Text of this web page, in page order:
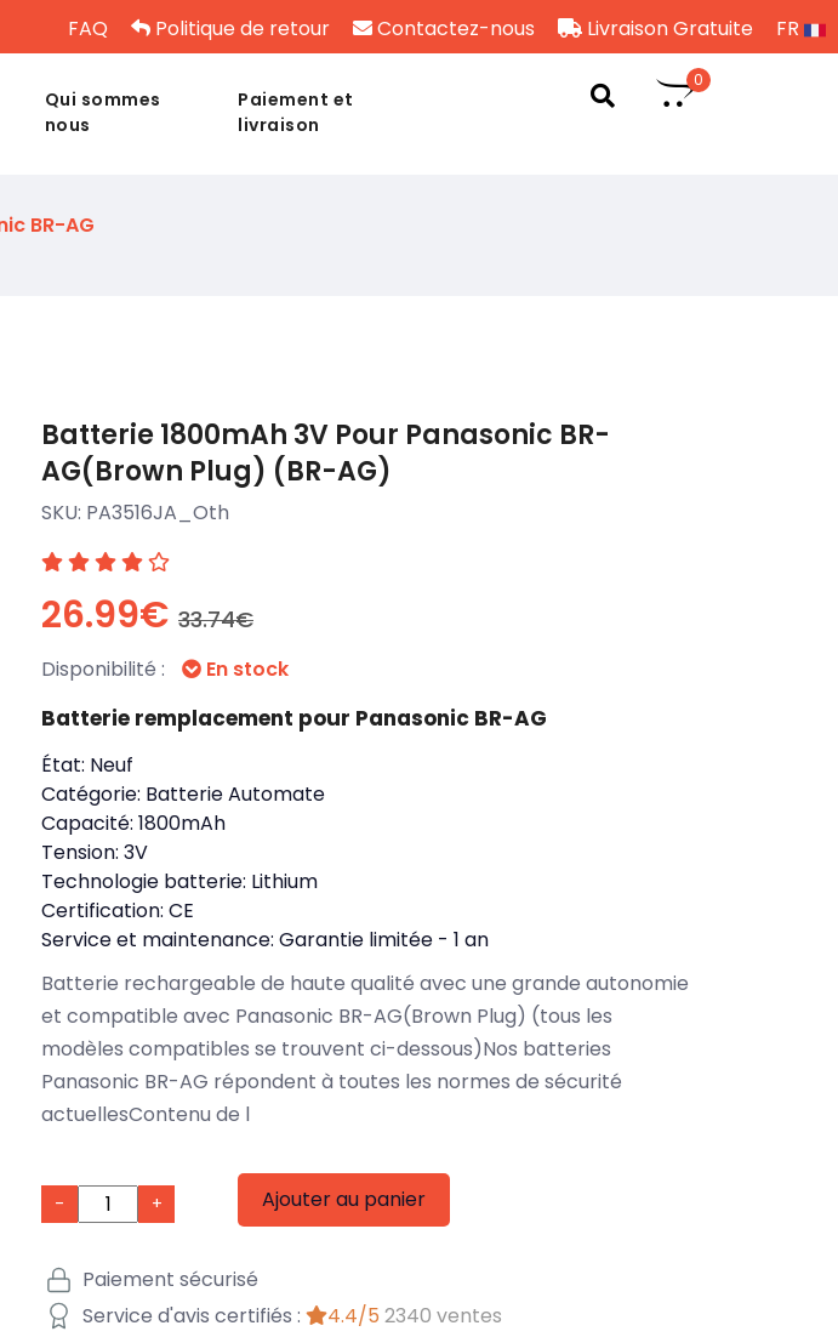
FAQ Politique de retour Contactez-nous Livraison Gratuite FR
Qui sommes
nous
Paiement et
livraison
0
BR-AG
Batterie 1800mAh 3V Pour Panasonic BR-
AG(Brown Plug) (BR-AG)
SKU: PA3516JA_Oth
26.99€ 33.74€
Disponibilité : En stock
Batterie remplacement pour Panasonic BR-AG
État: Neuf
Catégorie: Batterie Automate
Capacité: 1800mAh
Tension: 3V
Technologie batterie: Lithium
Certification: CE
Service et maintenance: Garantie limitée - 1 an
Batterie rechargeable de haute qualité avec une grande autonomie
et compatible avec Panasonic BR-AG(Brown Plug) (tous les
modèles compatibles se trouvent ci-dessous)Nos batteries
Panasonic BR-AG répondent à toutes les normes de sécurité
actuellesContenu de l
- + Ajouter au panier
Paiement sécurisé
Service d'avis certifiés :
4.4/5 2340 ventes